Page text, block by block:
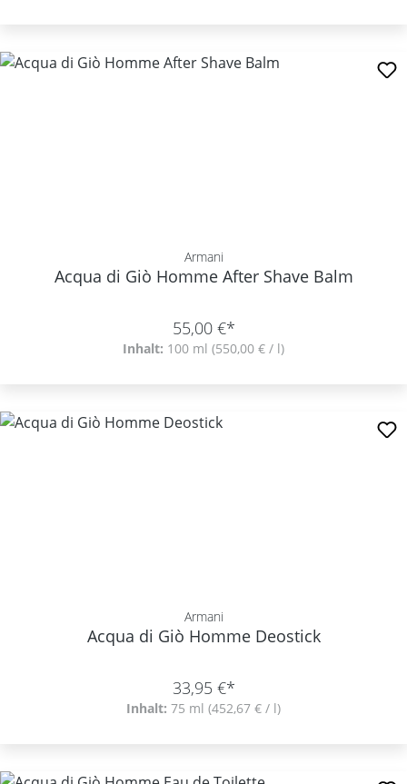
Armani
Acqua di Giò Homme After Shave Balm
55,00 €*
Inhalt: 100 ml (550,00 € / l)
Armani
Acqua di Giò Homme Deostick
33,95 €*
Inhalt: 75 ml (452,67 € / l)